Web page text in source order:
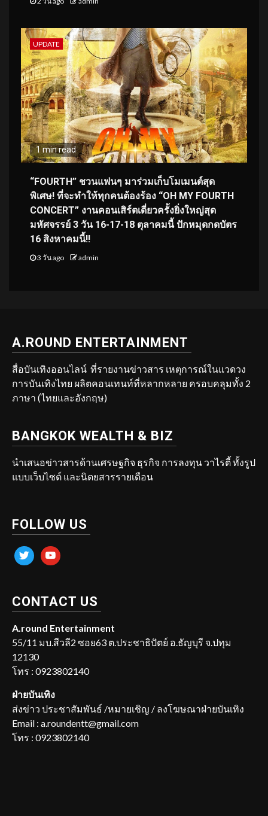
UPDATE
1 min read
“FOURTH” ชวนแฟนๆ มาร่วมเก็บโมเมนต์สุด
พิเศษ! ที่จะทำให้ทุกคนต้องร้อง “OH MY FOURTH
CONCERT” งานคอนเสิร์ตเดี่ยวครั้งยิ่งใหญ่สุด
มหัศจรรย์ 3 วัน 16-17-18 ตุลาคมนี้ ปักหมุดกดบัตร
16 สิงหาคมนี้!!
3 วัน ago admin
A.ROUND ENTERTAINMENT
สื่อบันเทิงออนไลน์ ที่รายงานข่าวสาร เหตุการณ์ในแวดวง
การบันเทิงไทย ผลิตคอนเทนท์ที่หลากหลาย ครอบคลุมทั้ง 2
ภาษา (ไทยและอังกฤษ)
BANGKOK WEALTH & BIZ
นำเสนอข่าวสารด้านเศรษฐกิจ ธุรกิจ การลงทุน วาไรตี้ ทั้งรูป
แบบเว็บไซต์ และนิตยสารรายเดือน
FOLLOW US
twitter youtube
CONTACT US
A.round Entertainment
55/11 มบ.สีวลี2 ซอย63 ต.ประชาธิปัตย์ อ.ธัญบุรี จ.ปทุม
12130
โทร : 0923802140
ฝ่ายบันเทิง
ส่งข่าว ประชาสัมพันธ์ /หมายเชิญ / ลงโฆษณาฝ่ายบันเทิง
Email : a.roundentt@gmail.com
โทร : 0923802140